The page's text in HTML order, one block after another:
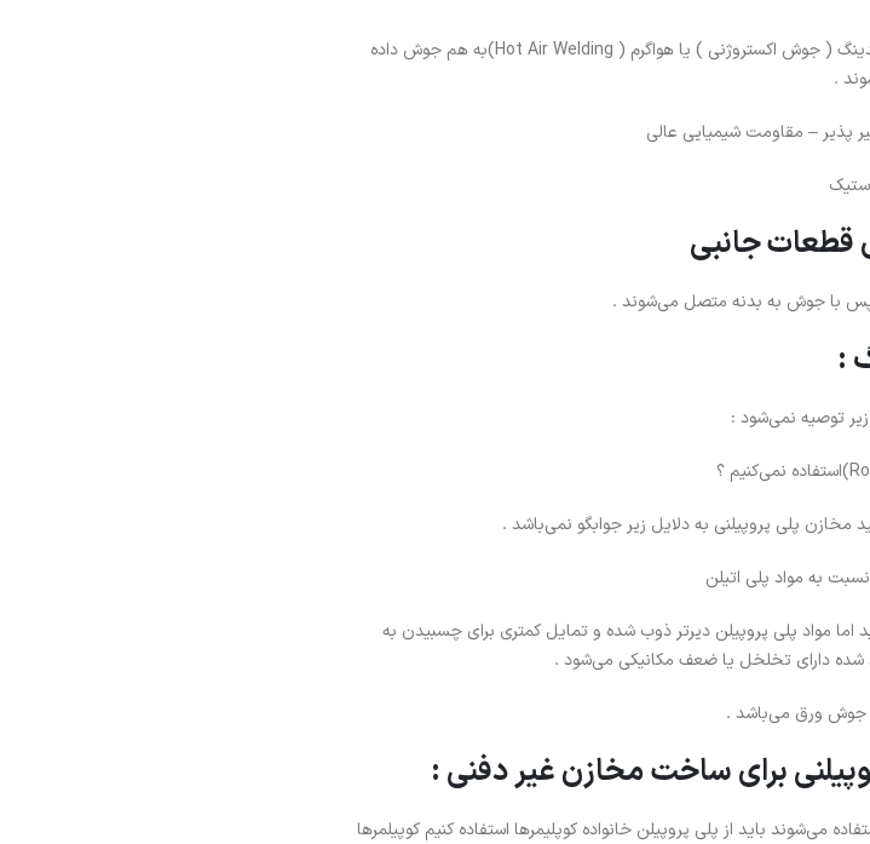
بعد از آن سایر قطعات مخزن با استفاده از دستگاه اکستروژن ولدینگ ( جوش اکستروژنی ) یا هواگرم ( Hot Air Welding)به هم جوش داده
.
پذیر – مقاومت شیمیایی عالی
با جوش به بدنه متصل می‌شوند .
زیر توصیه نمی‌شود :
مخازن پلی پروپیلنی به دلایل زیر جوابگو نمی‌باشد .
به مواد پلی اتیلن
اما مواد پلی پروپیلن دیرتر ذوب شده و تمایل کمتری برای چسبیدن به
شده دارای تخلخل یا ضعف مکانیکی می‌شود .
از جوش ورق می‌باشد .
برای ساخت مخازن غیر دفنی :
می‌شوند باید از پلی پروپیلن خانواده کوپلیمرها استفاده کنیم کوپیلمرها